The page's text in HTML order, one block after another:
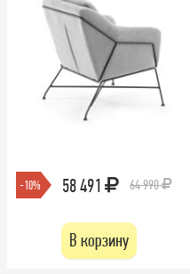
-10% 58 491 64 990
В корзину